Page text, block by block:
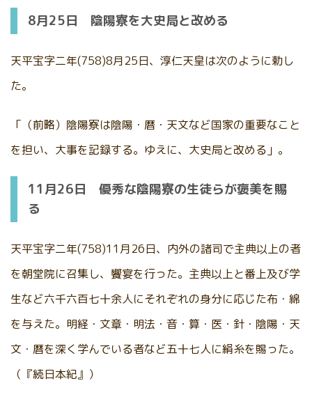
8月25日 陰陽寮を大史局と改める
天平宝字二年(758)8月25日、淳仁天皇は次のように勅し
た。
「（前略）陰陽寮は陰陽・暦・天文など国家の重要なこと
を担い、大事を記録する。ゆえに、大史局と改める」。
11月26日 優秀な陰陽寮の生徒らが褒美を賜
る
天平宝字二年(758)11月26日、内外の諸司で主典以上の者
を朝堂院に召集し、饗宴を行った。主典以上と番上及び学
生など六千六百七十余人にそれぞれの身分に応じた布・綿
を与えた。明経・文章・明法・音・算・医・針・陰陽・天
文・暦を深く学んでいる者など五十七人に絹糸を賜った。
（『続日本紀』）